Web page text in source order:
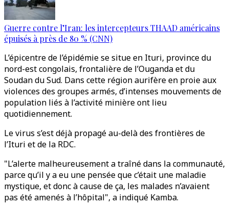
Guerre contre l’Iran: les intercepteurs THAAD américains
épuisés à près de 80 % (CNN)
L’épicentre de l’épidémie se situe en Ituri, province du
nord-est congolais, frontalière de l’Ouganda et du
Soudan du Sud. Dans cette région aurifère en proie aux
violences des groupes armés, d’intenses mouvements de
population liés à l’activité minière ont lieu
quotidiennement.
Le virus s’est déjà propagé au-delà des frontières de
l’Ituri et de la RDC.
"L’alerte malheureusement a traîné dans la communauté,
parce qu’il y a eu une pensée que c’était une maladie
mystique, et donc à cause de ça, les malades n’avaient
pas été amenés à l’hôpital", a indiqué Kamba.